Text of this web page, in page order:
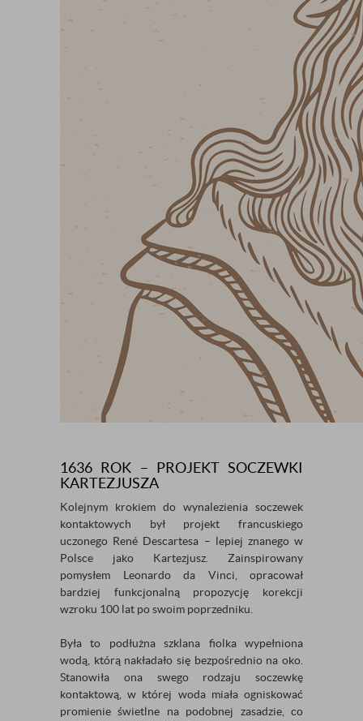
1636 ROK – PROJEKT SOCZEWKI
KARTEZJUSZA
Kolejnym krokiem do wynalezienia soczewek
kontaktowych był projekt francuskiego
uczonego René Descartesa – lepiej znanego w
Polsce jako Kartezjusz. Zainspirowany
pomysłem Leonardo da Vinci, opracował
bardziej funkcjonalną propozycję korekcji
wzroku 100 lat po swoim poprzedniku.
Była to podłużna szklana fiolka wypełniona
wodą, którą nakładało się bezpośrednio na oko.
Stanowiła ona swego rodzaju soczewkę
kontaktową, w której woda miała ogniskować
promienie świetlne na podobnej zasadzie, co